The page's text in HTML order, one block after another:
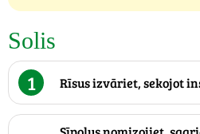
Solis
1
Rīsus izvāriet, sekojot